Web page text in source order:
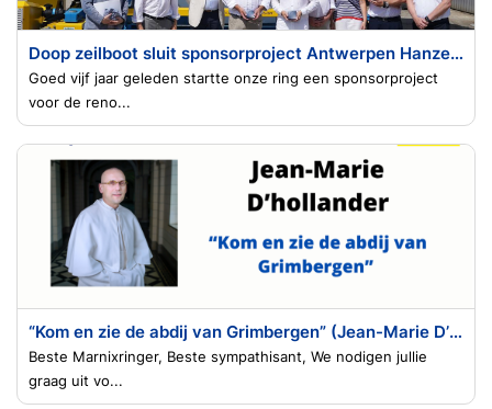
Doop zeilboot sluit sponsorproject Antwerpen Hanze af
Goed vijf jaar geleden startte onze ring een sponsorproject
voor de reno...
“Kom en zie de abdij van Grimbergen” (Jean-Marie D’hollander)
Beste Marnixringer, Beste sympathisant, We nodigen jullie
graag uit vo...